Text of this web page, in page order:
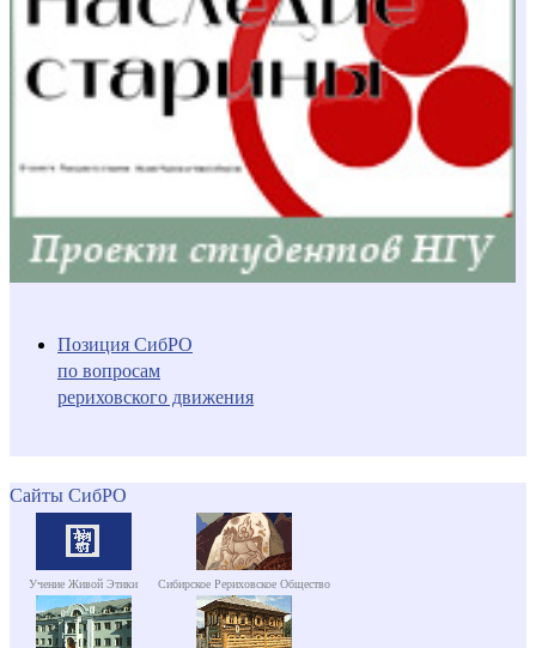
Позиция СибРО
по вопросам
рериховского движения
Сайты СибРО
Учение Живой Этики Сибирское Рериховское Общество